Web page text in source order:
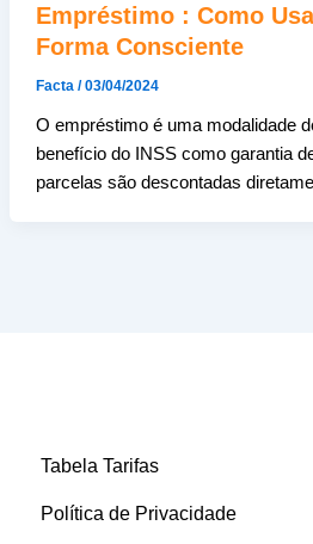
Empréstimo : Como
Forma Consciente
Facta /03/04/2024
O empréstimo é uma modalidade
benefício do INSS como garantia
parcelas são descontadas
Tabela Tarifas
Política de Privacidade